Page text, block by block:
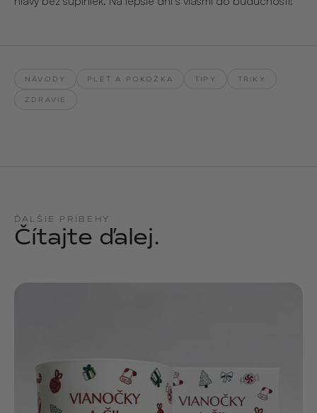
NÁVODY PLEŤ A POKOŽKA TIPY TRIKY
ZDRAVIE
ĎALŠIE PRÍBEHY
Čítajte ďalej.